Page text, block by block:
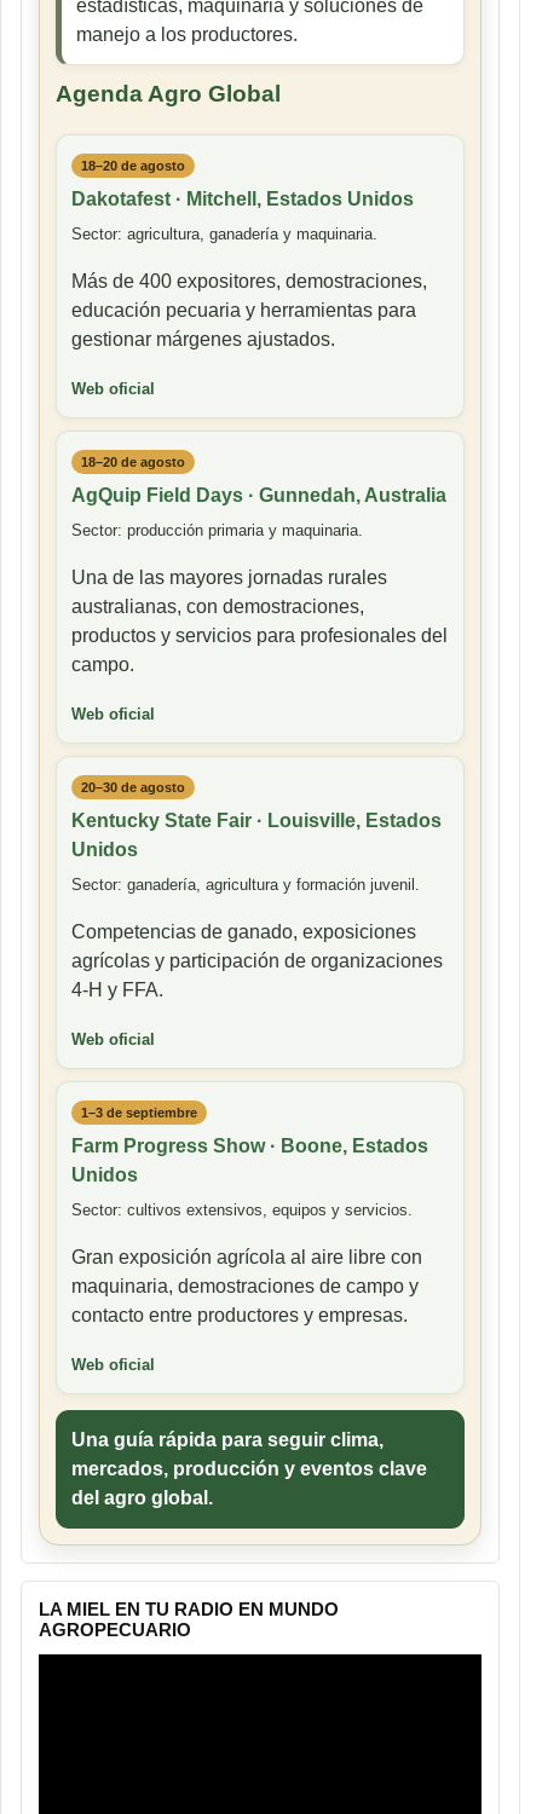
estadísticas, maquinaria y soluciones de
manejo a los productores.
Agenda Agro Global
18–20 de agosto
Dakotafest · Mitchell, Estados Unidos
Sector: agricultura, ganadería y maquinaria.
Más de 400 expositores, demostraciones,
educación pecuaria y herramientas para
gestionar márgenes ajustados.
Web oficial
18–20 de agosto
AgQuip Field Days · Gunnedah, Australia
Sector: producción primaria y maquinaria.
Una de las mayores jornadas rurales
australianas, con demostraciones,
productos y servicios para profesionales del
campo.
Web oficial
20–30 de agosto
Kentucky State Fair · Louisville, Estados
Unidos
Sector: ganadería, agricultura y formación juvenil.
Competencias de ganado, exposiciones
agrícolas y participación de organizaciones
4-H y FFA.
Web oficial
1–3 de septiembre
Farm Progress Show · Boone, Estados
Unidos
Sector: cultivos extensivos, equipos y servicios.
Gran exposición agrícola al aire libre con
maquinaria, demostraciones de campo y
contacto entre productores y empresas.
Web oficial
Una guía rápida para seguir clima,
mercados, producción y eventos clave
del agro global.
LA MIEL EN TU RADIO EN MUNDO
AGROPECUARIO